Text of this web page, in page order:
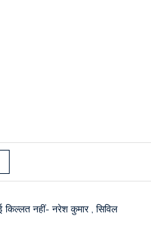
किल्लत नहीं- नरेश कुमार , सिविल